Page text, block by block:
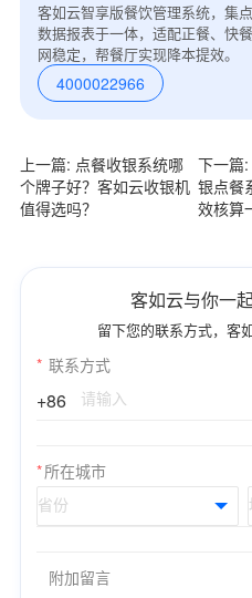
客如云智享版餐饮管理系统，集
数据报表于一体，适配正餐、快
网稳定，帮餐厅实现降本提效。
4000022966
上一篇: 点餐收银系统哪
个牌子好？客如云收银机
值得选吗？
下一篇
银点餐
效核算
客如云与你一
留下您的联系方式，客
* 联系方式
+86
*所在城市
附加留言